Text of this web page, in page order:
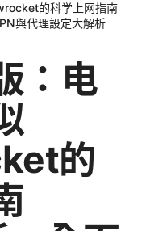
的科学上网指南
與代理設定大解析
：电
的